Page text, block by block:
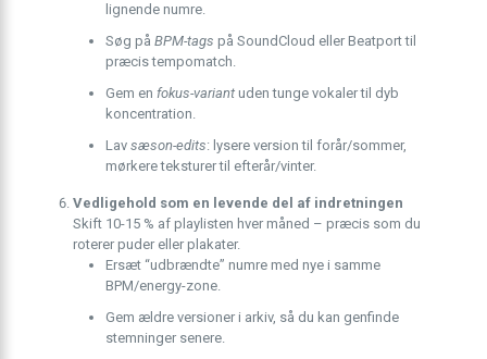
lignende numre.
Søg på BPM-tags på SoundCloud eller Beatport til
præcis tempomatch.
Gem en fokus-variantuden tunge vokaler til dyb
koncentration.
Lav sæson-edits: lysere version til forår/sommer,
mørkere teksturer til efterår/vinter.
Vedligehold som en levende del af indretningen
Skift 10-15 % af playlisten hver måned – præcis som du
roterer puder eller plakater.
Ersæt “udbrændte” numre med nye i samme
BPM/energy-zone.
Gem ældre versioner i arkiv, så du kan genfinde
stemninger senere.